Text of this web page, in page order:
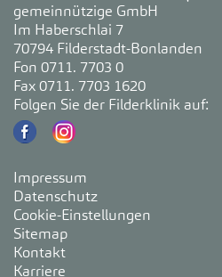
gemeinnützige GmbH
Im Haberschlai 7
70794 Filderstadt-Bonlanden
Fon 0711. 7703 0
Fax 0711. 7703 1620
Folgen Sie der Filderklinik auf:
Impressum
Datenschutz
Cookie-Einstellungen
Sitemap
Kontakt
Karriere